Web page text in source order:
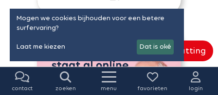
contact zoeken menu favorieten login
Gratis schatting
Mogen we cookies bijhouden voor een betere
surfervaring?
Laat me kiezen Dat is oké